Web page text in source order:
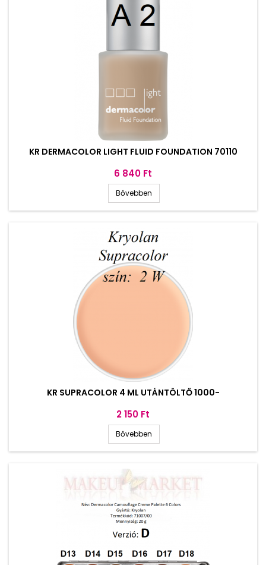
KR DERMACOLOR LIGHT FLUID FOUNDATION 70110
Ár
6 840 Ft
Bővebben
KR SUPRACOLOR 4 ML UTÁNTÖLTŐ 1000-
Ár
2 150 Ft
Bővebben